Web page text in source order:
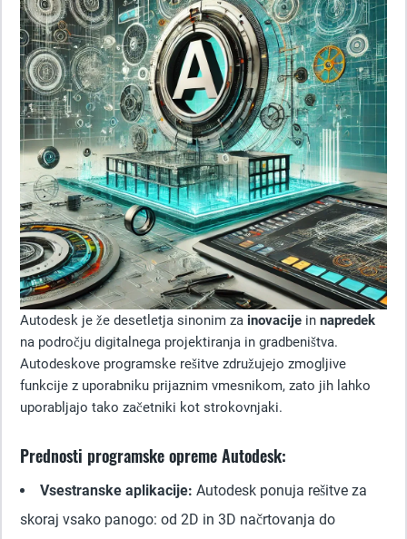
Autodesk je že desetletja sinonim za inovacije in napredek
na področju digitalnega projektiranja in gradbeništva.
Autodeskove programske rešitve združujejo zmogljive
funkcije z uporabniku prijaznim vmesnikom, zato jih lahko
uporabljajo tako začetniki kot strokovnjaki.
Prednosti programske opreme Autodesk:
Vsestranske aplikacije: Autodesk ponuja rešitve za
skoraj vsako panogo: od 2D in 3D načrtovanja do